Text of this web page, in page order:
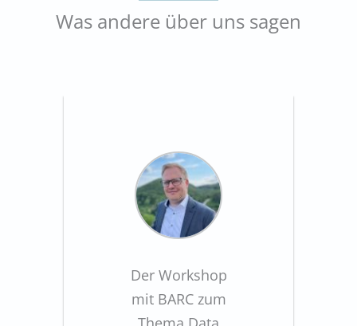
Was andere über uns sagen
Der Workshop
mit BARC zum